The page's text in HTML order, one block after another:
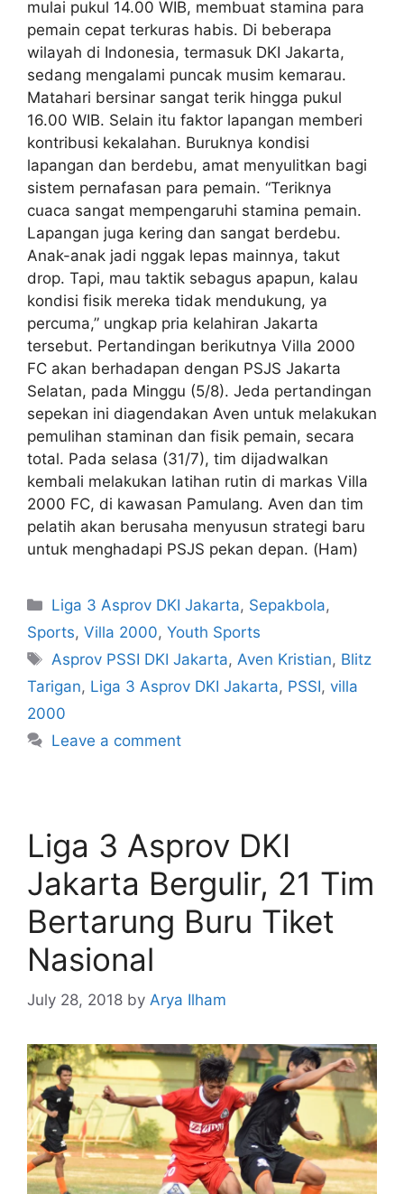
mulai pukul 14.00 WIB, membuat stamina para
pemain cepat terkuras habis. Di beberapa
wilayah di Indonesia, termasuk DKI Jakarta,
sedang mengalami puncak musim kemarau.
Matahari bersinar sangat terik hingga pukul
16.00 WIB. Selain itu faktor lapangan memberi
kontribusi kekalahan. Buruknya kondisi
lapangan dan berdebu, amat menyulitkan bagi
sistem pernafasan para pemain. “Teriknya
cuaca sangat mempengaruhi stamina pemain.
Lapangan juga kering dan sangat berdebu.
Anak-anak jadi nggak lepas mainnya, takut
drop. Tapi, mau taktik sebagus apapun, kalau
kondisi fisik mereka tidak mendukung, ya
percuma,” ungkap pria kelahiran Jakarta
tersebut. Pertandingan berikutnya Villa 2000
FC akan berhadapan dengan PSJS Jakarta
Selatan, pada Minggu (5/8). Jeda pertandingan
sepekan ini diagendakan Aven untuk melakukan
pemulihan staminan dan fisik pemain, secara
total. Pada selasa (31/7), tim dijadwalkan
kembali melakukan latihan rutin di markas Villa
2000 FC, di kawasan Pamulang. Aven dan tim
pelatih akan berusaha menyusun strategi baru
untuk menghadapi PSJS pekan depan. (Ham)
Liga 3 Asprov DKI Jakarta, Sepakbola,
Sports, Villa 2000, Youth Sports
Asprov PSSI DKI Jakarta,Aven Kristian, Blitz
Tarigan, Liga 3 Asprov DKI Jakarta, PSSI, villa
2000
Leave a comment
Liga 3 Asprov DKI
Jakarta Bergulir, 21 Tim
Bertarung Buru Tiket
Nasional
July 28, 2018 by Arya Ilham